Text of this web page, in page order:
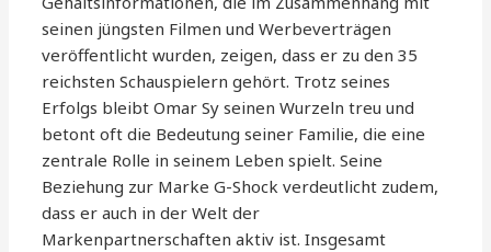
seinen jüngsten Filmen und Werbeverträgen
veröffentlicht wurden, zeigen, dass er zu den 35
reichsten Schauspielern gehört. Trotz seines
Erfolgs bleibt Omar Sy seinen Wurzeln treu und
betont oft die Bedeutung seiner Familie, die eine
zentrale Rolle in seinem Leben spielt. Seine
Beziehung zur Marke G-Shock verdeutlicht zudem,
dass er auch in der Welt der
Markenpartnerschaften aktiv ist. Insgesamt